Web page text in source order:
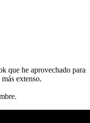
que he aprovechado para
extenso.